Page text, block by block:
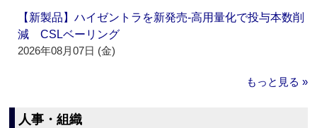
【新製品】ハイゼントラを新発売‐高用量化で投与本数削
減 CSLベーリング
2026年08月07日 (金)
もっと見る »
人事・組織